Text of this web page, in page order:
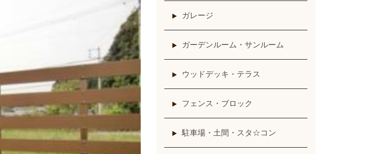
ガレージ
ガーデンルーム・サンルーム
ウッドデッキ・テラス
フェンス・ブロック
駐車場・土間・スタ☆コン